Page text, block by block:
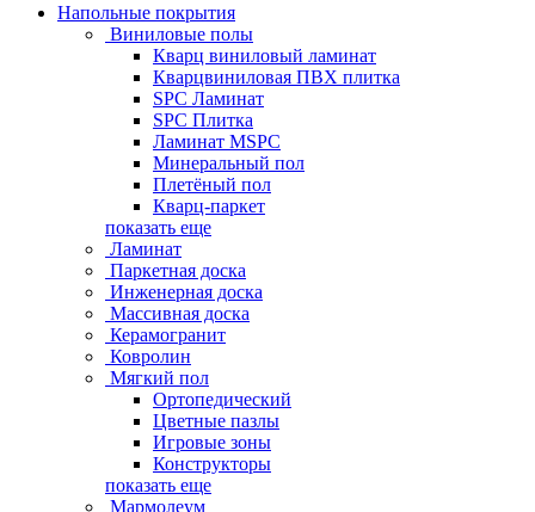
Напольные покрытия
Виниловые полы
Кварц виниловый ламинат
Кварцвиниловая ПВХ плитка
SPC Ламинат
SPC Плитка
Ламинат MSPC
Минеральный пол
Плетёный пол
Кварц-паркет
показать еще
Ламинат
Паркетная доска
Инженерная доска
Массивная доска
Керамогранит
Ковролин
Мягкий пол
Ортопедический
Цветные пазлы
Игровые зоны
Конструкторы
показать еще
Мармолеум